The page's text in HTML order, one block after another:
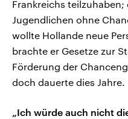
Frankreichs
Jugendlichen ohne
wollte Hollande neue
brachte er Gesetze zur
Förderung der
doch dauerte dies Jahre.
„Ich würde auch nicht